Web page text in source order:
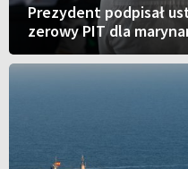
Prezydent podpisał
zerowy PIT dla